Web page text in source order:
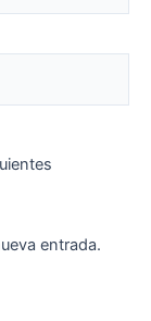
entrada.